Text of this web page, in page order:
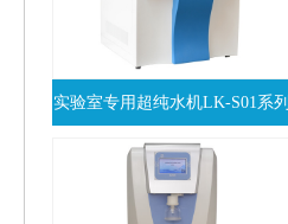
实验室专用超纯水机LK-S01系列
查看详情